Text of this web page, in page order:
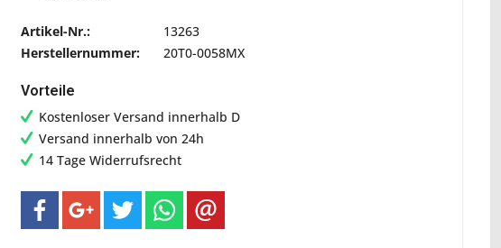
Artikel-Nr.:
13263
Herstellernummer:
20T0-0058MX
Vorteile
Kostenloser Versand innerhalb D
Versand innerhalb von 24h
14 Tage Widerrufsrecht